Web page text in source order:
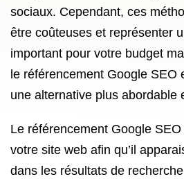
sociaux. Cependant, ces
être coûteuses et représenter
important pour votre budget
le référencement Google SEO
une alternative plus abordable
Le référencement Google
votre site web afin qu’il
dans les résultats de